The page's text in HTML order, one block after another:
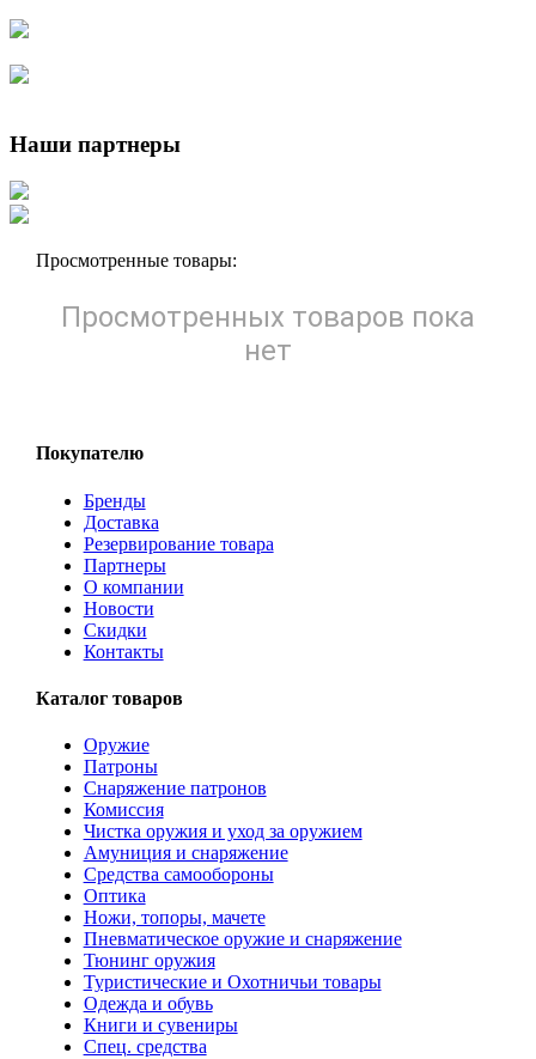
Наши партнеры
Просмотренные товары:
Просмотренных товаров пока
нет
Покупателю
Бренды
Доставка
Резервирование товара
Партнеры
О компании
Новости
Скидки
Контакты
Каталог товаров
Оружие
Патроны
Снаряжение патронов
Комиссия
Чистка оружия и уход за оружием
Амуниция и снаряжение
Средства самообороны
Оптика
Ножи, топоры, мачете
Пневматическое оружие и снаряжение
Тюнинг оружия
Туристические и Охотничьи товары
Одежда и обувь
Книги и сувениры
Спец. средства